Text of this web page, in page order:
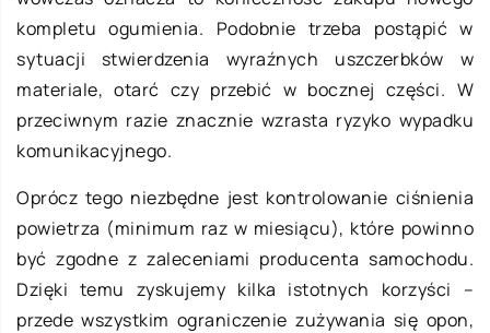
kompletu ogumienia. Podobnie trzeba postąpić w
sytuacji stwierdzenia wyraźnych uszczerbków w
materiale, otarć czy przebić w bocznej części. W
przeciwnym razie znacznie wzrasta ryzyko wypadku
komunikacyjnego.
Oprócz tego niezbędne jest kontrolowanie ciśnienia
powietrza (minimum raz w miesiącu), które powinno
być zgodne z zaleceniami producenta samochodu.
Dzięki temu zyskujemy kilka istotnych korzyści –
przede wszystkim ograniczenie zużywania się opon,